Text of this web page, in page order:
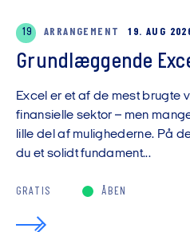
19 ARRANGEMENT 19. AUG
Grundlæggende
Excel er et af de mest brugte
finansielle sektor – men
lille del af mulighederne. På
du et solidt fundament...
GRATIS ÅBEN